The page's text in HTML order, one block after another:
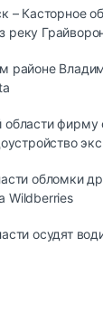
– Касторное
реку
районе
фирму
обломки
Wildberries
осудят